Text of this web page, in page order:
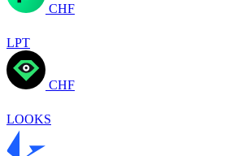
CHF
LPT
CHF
LOOKS